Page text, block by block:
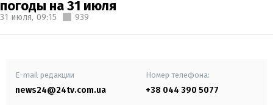
погоды на 31 июля
31 июля, 09:15 939
E-mail редакции
news24@24tv.com.ua
Номер телефона:
+38 044 390 5077